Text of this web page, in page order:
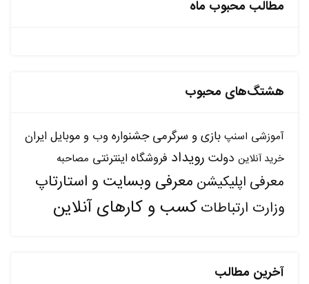
مطالب محبوب ماه
هشتگ‌های محبوب
آموزشی اسنپ بازی و سرگرمی جشنواره وب و موبایل ایران
خرید آنلاین دولت رویداد فروشگاه اینترنتی مصاحبه
معرفی اپلیکیشن معرفی وبسایت و استارتاپ
وزارت ارتباطاتکسب و کارهای آنلاین
آخرین مطالب